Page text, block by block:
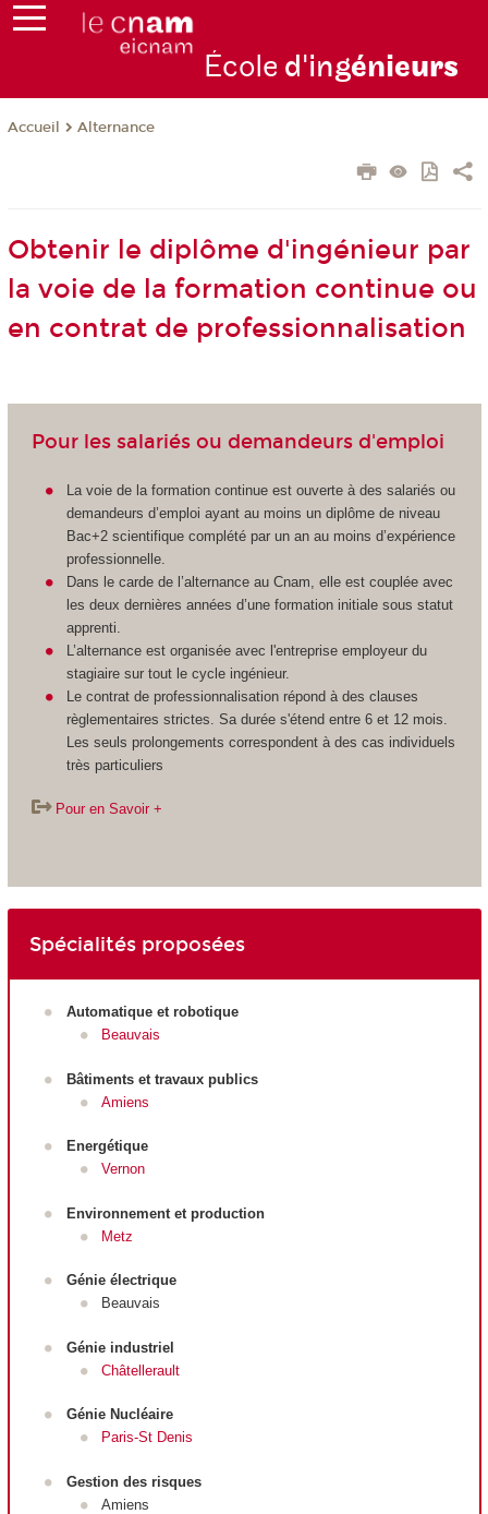
École d'ingénieurs
Accueil Alternance
Obtenir le diplôme d'ingénieur par
la voie de la formation continue ou
en contrat de professionnalisation
Pour les salariés ou demandeurs d'emploi
La voie de la formation continue est ouverte à des salariés ou
demandeurs d’emploi ayant au moins un diplôme de niveau
Bac+2 scientifique complété par un an au moins d’expérience
professionnelle.
Dans le carde de l’alternance au Cnam, elle est couplée avec
les deux dernières années d’une formation initiale sous statut
apprenti
L’alternance est organisée avec l'entreprise employeur du
stagiaire sur tout le cycle ingénieur.
Le contrat de professionnalisation répond à des clauses
règlementaires strictes. Sa durée s'étend entre 6 et 12 mois.
Les seuls prolongements correspondent à des cas individuels
très particuliers
Pour en Savoir +
Spécialités proposées
Automatique et robotique
Beauvais
Bâtiments et travaux publics
Amiens
Energétique
Vernon
Environnement et production
Metz
Génie électrique
Beauvais
Génie industriel
Châtellerault
Génie Nucléaire
Paris-St Denis
Gestion des risques
Amiens